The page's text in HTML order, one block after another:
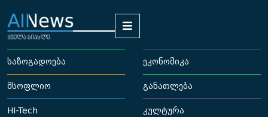
საზოგადოება ეკონომიკა
მსოფლიო განათლება
HI-Tech კულტურა